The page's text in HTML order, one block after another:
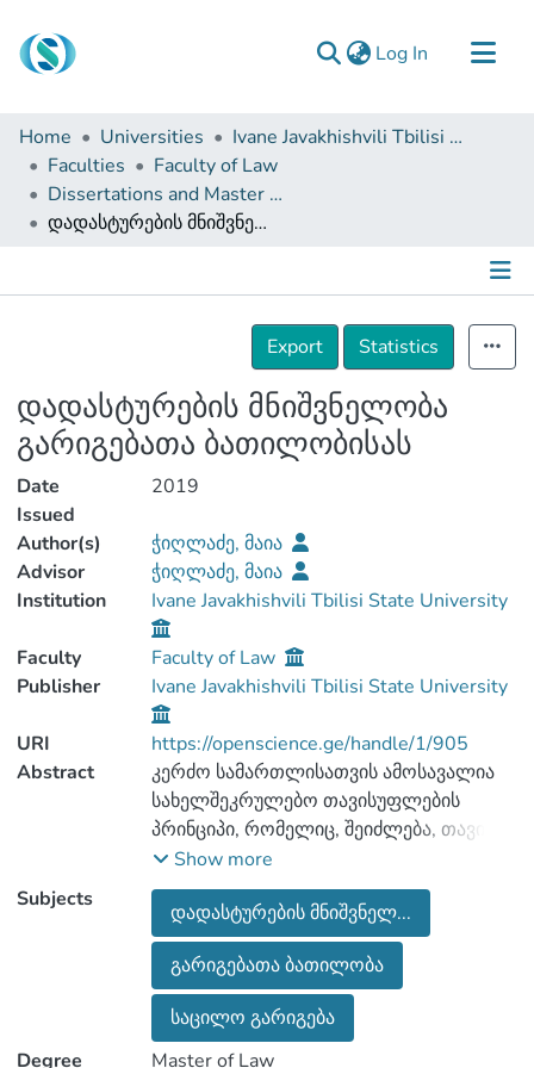
Log In (current)
Communities & Collections
Browse
Documentation
About Us
Home Universities
Ivane Javakhishvili Tbilisi State University
Faculties
Faculty of Law
Dissertations and Master Theses
დადასტურების მნიშვნელობა გარიგებათა ბათილობისას
Details
Export
Statistics
დადასტურების მნიშვნელობა
გარიგებათა ბათილობისას
Date
Issued
2019
Author(s)
ჭიღლაძე, მაია
Advisor
ჭიღლაძე, მაია
Institution
Ivane Javakhishvili Tbilisi State University
Faculty
Faculty of Law
Publisher
Ivane Javakhishvili Tbilisi State University
URI
https://openscience.ge/handle/1/905
Abstract
კერძო სამართლისათვის ამოსავალია
სახელშეკრულებო თავისუფლების
პრინციპი, რომელიც, შეიძლება, თავისი
მნიშვნელობით რწმენის,
თავისუფალი გამოხატვისა და შრომის
უფლებას შევადაროთ,
ამიტომ მისი
უზრუნველყოფა თანამდეროვე
სახელმწიფოს კოსნტიტუციურ
მოვალეობას
განეკუთვნება.
Show more
Subjects
დადასტურების მნიშვნელ...
გარიგებათა ბათილობა
საცილო გარიგება
Degree
Master of Law